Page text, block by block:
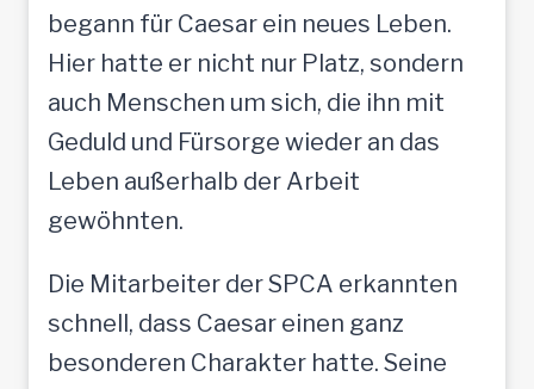
begann für Caesar ein neues Leben.
Hier hatte er nicht nur Platz, sondern
auch Menschen um sich, die ihn mit
Geduld und Fürsorge wieder an das
Leben außerhalb der Arbeit
gewöhnten.
Die Mitarbeiter der SPCA erkannten
schnell, dass Caesar einen ganz
besonderen Charakter hatte. Seine